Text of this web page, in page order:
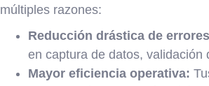
múltiples razones:
Reducción drástica de
en captura de datos, validación
Mayor eficiencia operativa: